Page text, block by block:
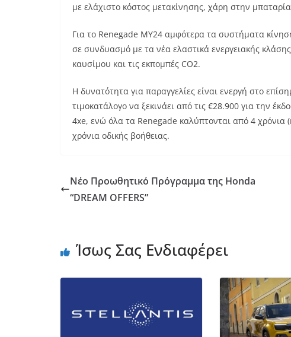
με ελάχιστο κόστος μετακίνησης, χάρη στην
Για το Renegade MY24 αμφότερα τα συστήματα
σε συνδυασμό με τα νέα ελαστικά ενεργειακής
καυσίμου και τις εκπομπές CO2.
Η δυνατότητα για παραγγελίες είναι ενεργή στο
τιμοκατάλογο να ξεκινάει από τις €28.900 για την
4xe, ενώ όλα τα Renegade καλύπτονται από 4 χρόνια
χρόνια οδικής βοήθειας.
Νέο Προωθητικό Πρόγραμμα της Honda
“DREAM OFFERS”
Ίσως Σας Ενδιαφέρει